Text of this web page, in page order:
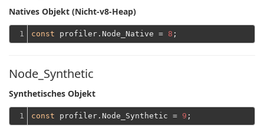
Natives Objekt (Nicht-v8-Heap)
1 const profiler.Node_Native = 8
Node_Synthetic
Synthetisches Objekt
1 const profiler.Node_Synthetic = 9